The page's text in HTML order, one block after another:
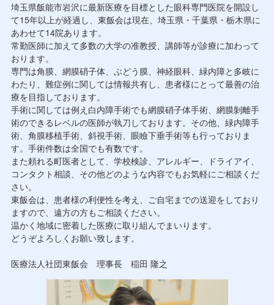
埼玉県飯能市岩沢に最新医療を目標とした眼科専門医院を開設し
て15年以上が経過し、東飯会は現在、埼玉県・千葉県・栃木県に
あわせて14院あります。
常勤医師に加えて多数の大学の准教授、講師等が診療に加わって
おります。
専門は角膜、網膜硝子体、ぶどう膜、神経眼科、緑内障と多岐に
わたり、難症例に関しては情報共有し、患者様にとって最善の治
療を目指しております。
手術に関しては例え白内障手術でも網膜硝子体手術、網膜剝離手
術のできるレベルの医師が執刀しております。その他、緑内障手
術、角膜移植手術、斜視手術、眼瞼下垂手術等も行っておりま
す。手術件数は全国でも有数です。
また頼れる町医者として、学校検診、アレルギー、ドライアイ、
コンタクト相談、その他どのような内容でもお気軽にご相談くだ
さい。
東飯会は、患者様の利便性を考え、ご自宅までの送迎をしており
ますので、遠方の方もご相談ください。
温かく地域に密着した医療に取り組んでまいります。
どうぞよろしくお願い致します。
医療法人社団東飯会 理事長 稲田 隆之